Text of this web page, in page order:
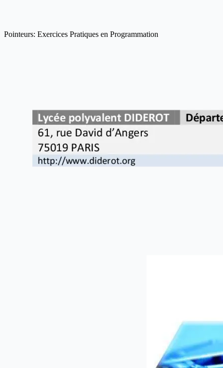
Pointeurs: Exercices Pratiques en Programmation